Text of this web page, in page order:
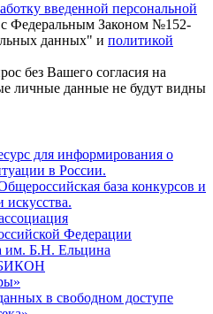
введенной персональной
с Федеральным Законом №152-
данных" и политикой
без Вашего согласия на
личные данные не будут видны